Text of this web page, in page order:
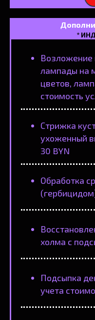
*
лампады на
цветов,
стоимость
Стрижка
ухоженный
30 BYN
Обработка
холма с
Подсыпка
учета